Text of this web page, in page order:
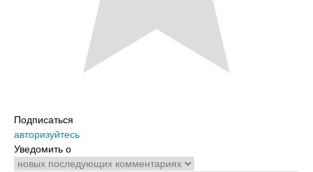
Подписаться
авторизуйтесь
Уведомить о